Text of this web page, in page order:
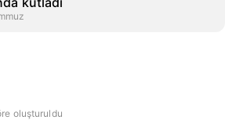
oluşturuldu